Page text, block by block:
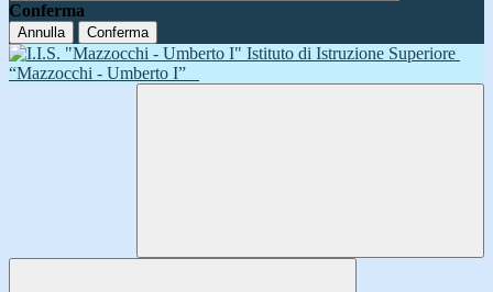
Conferma
Annulla Conferma
Istituto di Istruzione Superiore
“Mazzocchi - Umberto I”